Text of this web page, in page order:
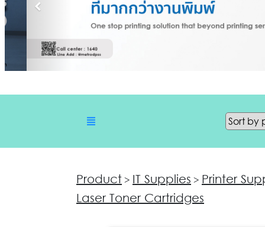
Product > IT Supplies > Printer
Laser Toner Cartridges